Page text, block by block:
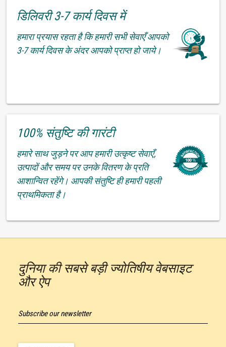
डिलिवरी 3-7 कार्य दिवस में
हमारा प्रयास रहता है कि हमारी सभी सेवाएँ आपको
3-7 कार्य दिवस के अंदर आपको प्राप्त हो जाये।
100% संतुष्टि की गारंटी
हमारे साथ जुड़ने पर आप हमारी उत्कृष्ट सेवाएँ,
उत्पादों और समय पर उनके वितरण के प्रति
आशान्वित रहेंगे। आपकी संतुष्टि ही हमारी पहली
प्राथमिकता है।
दुनिया की सबसे बड़ी ज्योतिषीय वेबसाइट
और ऐप
Subscribe our newsletter